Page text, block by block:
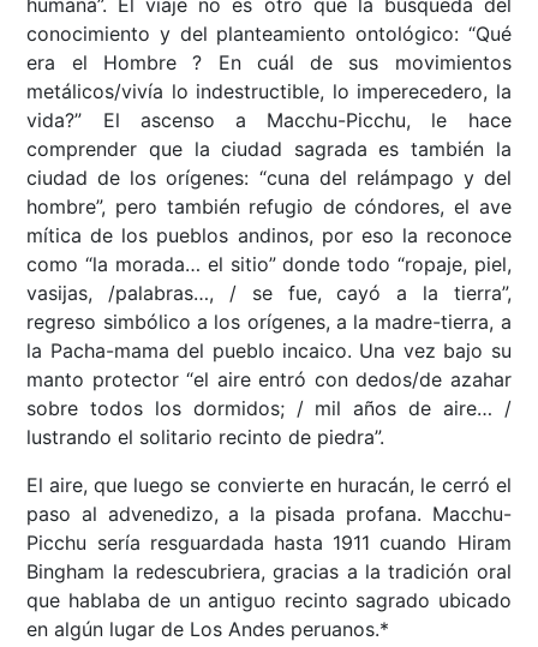
humana”. El viaje no es otro que la búsqueda del
conocimiento y del planteamiento ontológico: “Qué
era el Hombre ? En cuál de sus movimientos
metálicos/vivía lo indestructible, lo imperecedero, la
vida?” El ascenso a Macchu-Picchu, le hace
comprender que la ciudad sagrada es también la
ciudad de los orígenes: “cuna del relámpago y del
hombre”, pero también refugio de cóndores, el ave
mítica de los pueblos andinos, por eso la reconoce
como “la morada… el sitio” donde todo “ropaje, piel,
vasijas, /palabras…, / se fue, cayó a la tierra”,
regreso simbólico a los orígenes, a la madre-tierra, a
la Pacha-mama del pueblo incaico. Una vez bajo su
manto protector “el aire entró con dedos/de azahar
sobre todos los dormidos; / mil años de aire… /
lustrando el solitario recinto de piedra”.
El aire, que luego se convierte en huracán, le cerró el
paso al advenedizo, a la pisada profana. Macchu-
Picchu sería resguardada hasta 1911 cuando Hiram
Bingham la redescubriera, gracias a la tradición oral
que hablaba de un antiguo recinto sagrado ubicado
en algún lugar de Los Andes peruanos.*